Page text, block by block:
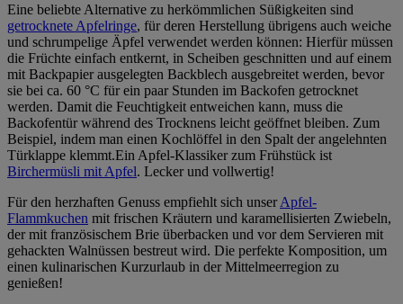
Eine beliebte Alternative zu herkömmlichen Süßigkeiten sind
getrocknete Apfelringe, für deren Herstellung übrigens auch weiche
und schrumpelige Äpfel verwendet werden können: Hierfür müssen
die Früchte einfach entkernt, in Scheiben geschnitten und auf einem
mit Backpapier ausgelegten Backblech ausgebreitet werden, bevor
sie bei ca. 60 °C für ein paar Stunden im Backofen getrocknet
werden. Damit die Feuchtigkeit entweichen kann, muss die
Backofentür während des Trocknens leicht geöffnet bleiben. Zum
Beispiel, indem man einen Kochlöffel in den Spalt der angelehnten
Türklappe klemmt.Ein Apfel-Klassiker zum Frühstück ist
Birchermüsli mit Apfel. Lecker und vollwertig!
Für den herzhaften Genuss empfiehlt sich unserApfel-
Flammkuchen mit frischen Kräutern und karamellisierten Zwiebeln,
der mit französischem Brie überbacken und vor dem Servieren mit
gehackten Walnüssen bestreut wird. Die perfekte Komposition, um
einen kulinarischen Kurzurlaub in der Mittelmeerregion zu
genießen!